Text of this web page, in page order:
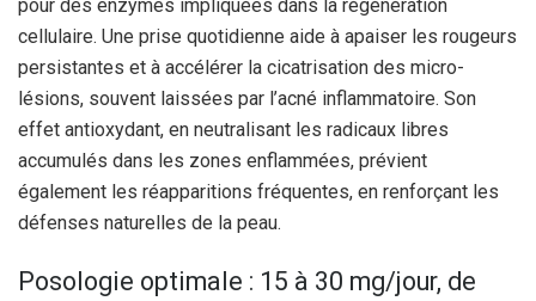
pour des enzymes impliquées dans la régénération
cellulaire. Une prise quotidienne aide à apaiser les rougeurs
persistantes et à accélérer la cicatrisation des micro-
lésions, souvent laissées par l’acné inflammatoire. Son
effet antioxydant, en neutralisant les radicaux libres
accumulés dans les zones enflammées, prévient
également les réapparitions fréquentes, en renforçant les
défenses naturelles de la peau.
Posologie optimale : 15 à 30 mg/jour, de